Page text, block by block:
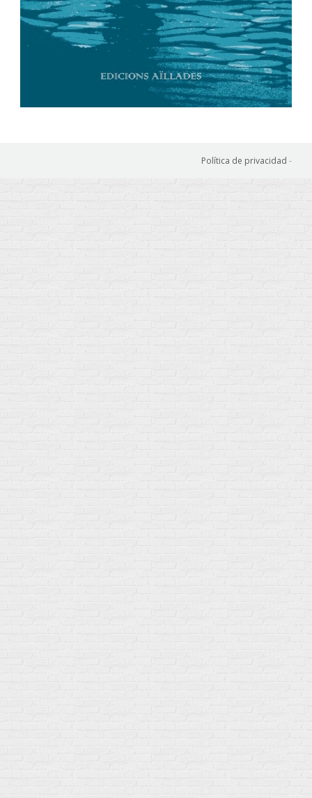
Política de privacidad -